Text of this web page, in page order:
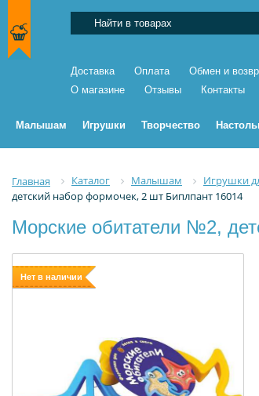
Доставка Оплата
Обмен и
О магазине
Отзывы Контакты
Малышам Игрушки Творчество
Главная Каталог Малышам Игрушки
детский набор формочек, 2 шт Биплпант 16014
Морские обитатели №2,
Нет в наличии